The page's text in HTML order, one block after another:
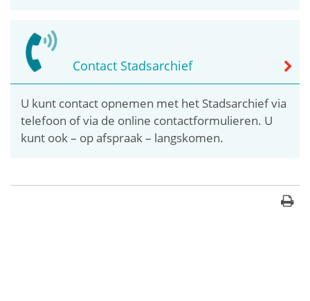
Contact Stadsarchief
U kunt contact opnemen met het Stadsarchief via
telefoon of via de online contactformulieren. U
kunt ook – op afspraak – langskomen.